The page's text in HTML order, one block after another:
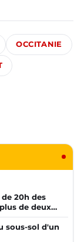
OCCITANIE
20h des
de deux
adulte
sous-sol d'un